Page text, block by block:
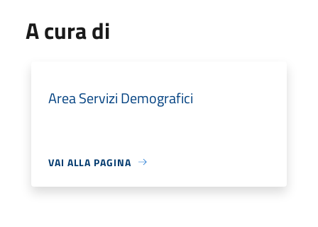
A cura di
Area Servizi Demografici
VAI ALLA PAGINA